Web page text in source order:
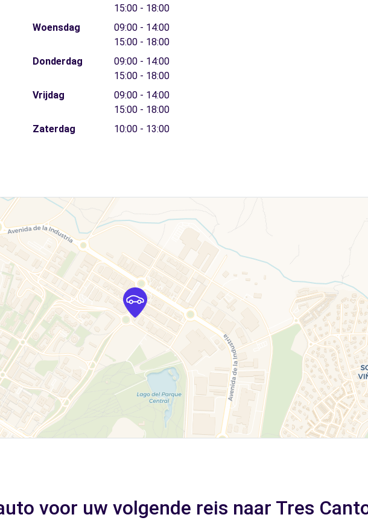
15:00 - 18:00
Woensdag
09:00 - 14:00
15:00 - 18:00
Donderdag
09:00 - 14:00
15:00 - 18:00
Vrijdag
09:00 - 14:00
15:00 - 18:00
Zaterdag
10:00 - 13:00
voor uw volgende reis naar Tres